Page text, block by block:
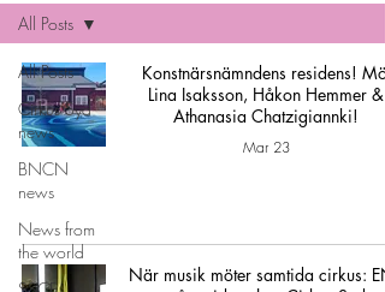
All Posts
Cirkus Syd
news
BNCN
news
News from
the world
All Posts
Konstnärsnämndens residens! Möt
Lina Isaksson, Håkon Hemmer &
Athanasia Chatzigiannki!
Mar 23
När musik möter samtida cirkus: